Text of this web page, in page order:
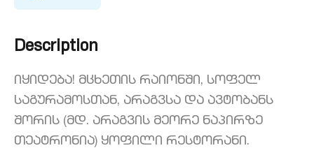
Description
იყიდება! მცხეთის რაიონში, სოფელ
საგურამოსთან, არაგვსა და ავტობანს
შორის (მდ. არაგვის მეორე ნაპირზე
თეატრონია) ყოფილი რესტორანი.